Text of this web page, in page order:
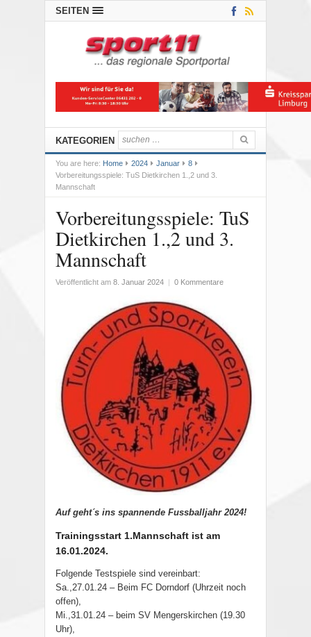
SEITEN
KATEGORIEN
You are here: Home 2024 Januar
8
Vorbereitungsspiele: TuS Dietkirchen 1.,2 und 3.
Mannschaft
Vorbereitungsspiele: TuS
Dietkirchen 1.,2 und 3.
Mannschaft
Veröffentlicht am 8. Januar 2024 0 Kommentare
Auf geht´s ins spannende Fussballjahr 2024!
Trainingsstart 1.Mannschaft ist am
16.01.2024.
Folgende Testspiele sind vereinbart:
Sa.,27.01.24 – Beim FC Dorndorf (Uhrzeit noch
offen),
Mi.,31.01.24 – beim SV Mengerskirchen (19.30
Uhr),